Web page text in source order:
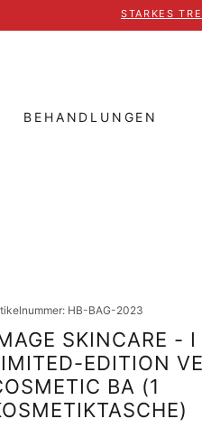
STARKES
BEHANDLUNGEN
HB-BAG-2023
SKINCARE -
EDITION
BA (1